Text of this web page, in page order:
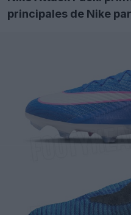
principales de Nike